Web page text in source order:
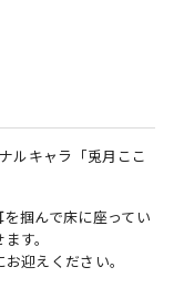
ルキャラ「兎月ここ
掴んで床に座ってい
す。
迎えください。